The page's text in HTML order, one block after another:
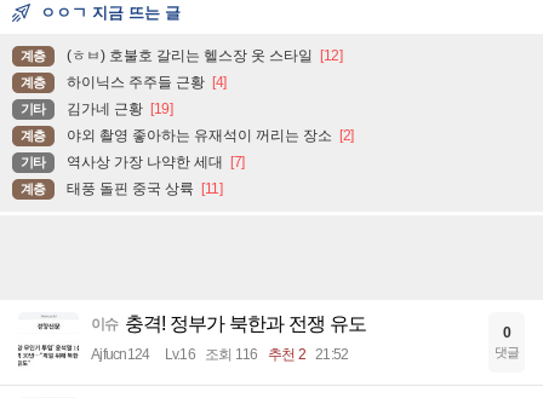
ㅇㅇㄱ 지금 뜨는 글
계층 (ㅎㅂ) 호불호 갈리는 헬스장 옷 스타일 [12]
계층 하이닉스 주주들 근황 [4]
기타 김가네 근황 [19]
계층 야외 촬영 좋아하는 유재석이 꺼리는 장소 [2]
기타 역사상 가장 나약한 세대 [7]
계층 태풍 돌핀 중국 상륙 [11]
이슈 충격! 정부가 북한과 전쟁 유도
Ajfucn124 Lv.16 조회 116 추천 2 21:52
0
댓글